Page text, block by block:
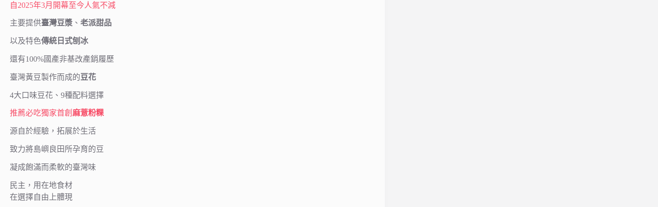
自2025年3月開幕至今人氣不減
主要提供臺灣豆漿 、 老派甜品
以及特色傳統日式刨冰
還有100%國產非基改產銷履歷
臺灣黃豆製作而成的豆花
4大口味豆花、9種配料選擇
推薦必吃獨家首創 麻薏粉粿
源自於經驗，拓展於生活
致力將島嶼良田所孕育的豆
凝成飽滿而柔軟的臺灣味
民主，用在地食材
在選擇自由上體現